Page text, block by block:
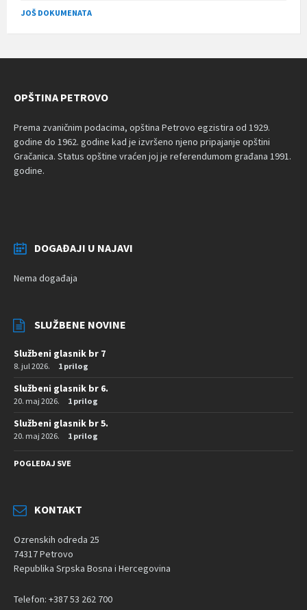
JOŠ DOKUMENATA
OPŠTINA PETROVO
Prema zvaničnim podacima, opština Petrovo egzistira od 1929.
godine do 1962. godine kad je izvršeno njeno pripajanje opštini
Gračanica. Status opštine vraćen joj je referendumom građana 1991.
godine.
DOGAĐAJI U NAJAVI
Nema događaja
SLUŽBENE NOVINE
Službeni glasnik br 7
8. jul 2026. 1 prilog
Službeni glasnik br 6.
20. maj 2026. 1 prilog
Službeni glasnik br 5.
20. maj 2026. 1 prilog
POGLEDAJ SVE
KONTAKT
Ozrenskih odreda 25
74317 Petrovo
Republika Srpska Bosna i Hercegovina
Telefon: +387 53 262 700